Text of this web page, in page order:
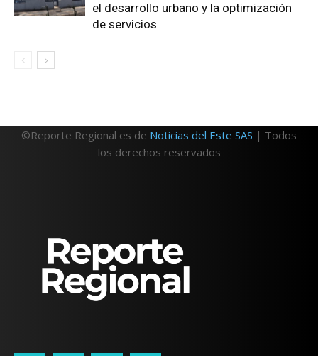
el desarrollo urbano y la optimización
de servicios
©Reporte Regional es de Noticias del Este SAS | Todos
los derechos reservados